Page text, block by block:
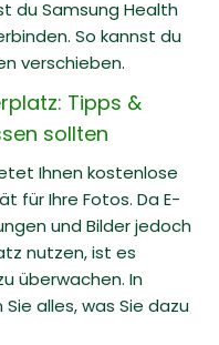
du Samsung Health
So kannst du
verschieben.
Tipps &
sollten
Ihnen kostenlose
für Ihre Fotos. Da E-
und Bilder jedoch
nutzen, ist es
überwachen. In
alles, was Sie dazu